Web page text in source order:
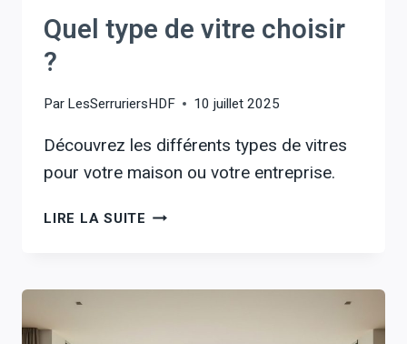
Quel type de vitre choisir
?
Par LesSerruriersHDF 10 juillet 2025
Découvrez les différents types de vitres
pour votre maison ou votre entreprise.
LIRE LA SUITE QUEL